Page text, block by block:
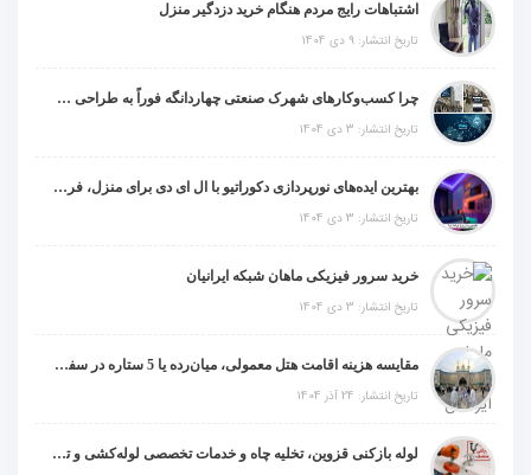
اشتباهات رایج مردم هنگام خرید دزدگیر منزل
تاریخ انتشار: 9 دی 1404
چرا کسب‌وکارهای شهرک صنعتی چهاردانگه فوراً به طراحی سایت نیاز دارند؟
تاریخ انتشار: 3 دی 1404
بهترین ایده‌های نورپردازی دکوراتیو با ال ای دی برای منزل، فروشگاه و دفتر کار
تاریخ انتشار: 3 دی 1404
خرید سرور فیزیکی ماهان شبکه ایرانیان
تاریخ انتشار: 3 دی 1404
مقایسه هزینه اقامت هتل معمولی، میان‌رده یا 5 ستاره در سفر زیارتی عراق
تاریخ انتشار: 24 آذر 1404
لوله بازکنی قزوین، تخلیه چاه و خدمات تخصصی لوله‌کشی و تشخیص ترکیدگی